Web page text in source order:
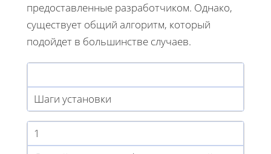
предоставленные разработчиком. Однако,
существует общий алгоритм, который
подойдет в большинстве случаев.
Шаги установки
1